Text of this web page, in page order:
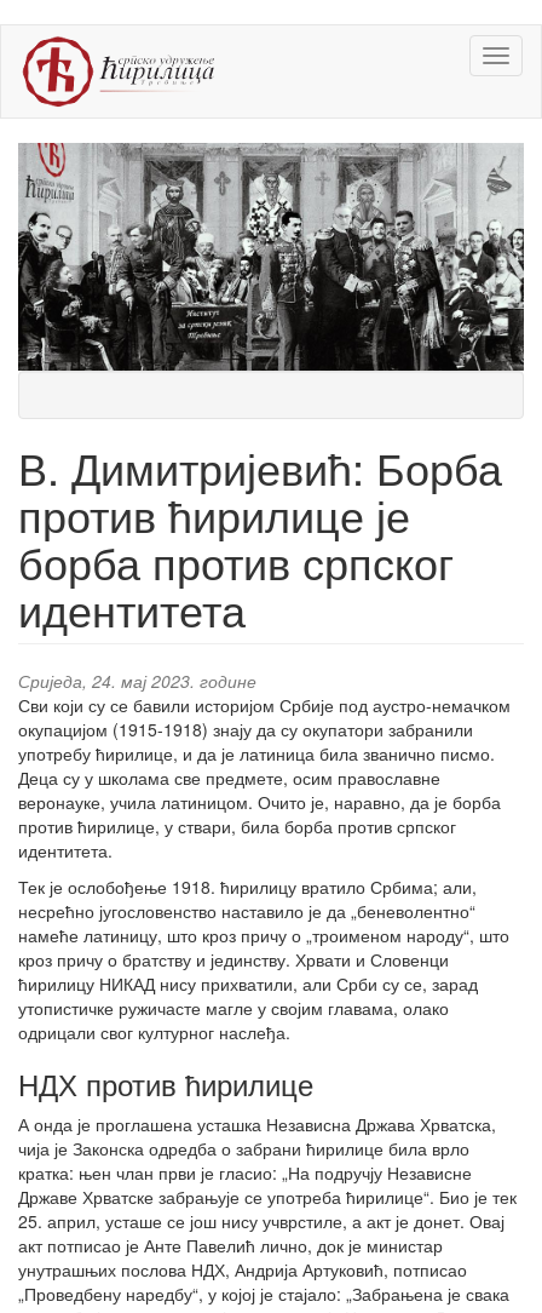
main
content
В. Димитријевић: Борба
против ћирилице је
борба против српског
идентитета
Сриједа, 24. мај 2023. године
Сви који су се бавили историјом Србије под аустро-немачком
окупацијом (1915-1918) знају да су окупатори забранили
употребу ћирилице, и да је латиница била званично писмо.
Деца су у школама све предмете, осим православне
веронауке, учила латиницом. Очито је, наравно, да је борба
против ћирилице, у ствари, била борба против српског
идентитета.
Тек је ослобођење 1918. ћирилицу вратило Србима; али,
несрећно југословенство наставило је да „беневолентно“
намеће латиницу, што кроз причу о „троименом народу“, што
кроз причу о братству и јединству. Хрвати и Словенци
ћирилицу НИКАД нису прихватили, али Срби су се, зарад
утопистичке ружичасте магле у својим главама, олако
одрицали свог културног наслеђа.
НДХ против ћирилице
А онда је проглашена усташка Независна Држава Хрватска,
чија је Законска одредба о забрани ћирилице била врло
кратка: њен члан први је гласио: „На подручју Независне
Државе Хрватске забрањује се употреба ћирилице“. Био је тек
25. април, усташе се још нису учврстиле, а акт је донет. Овај
акт потписао је Анте Павелић лично, док је министар
унутрашњих послова НДХ, Андрија Артуковић, потписао
„Проведбену наредбу“, у којој је стајало: „Забрањена је свака